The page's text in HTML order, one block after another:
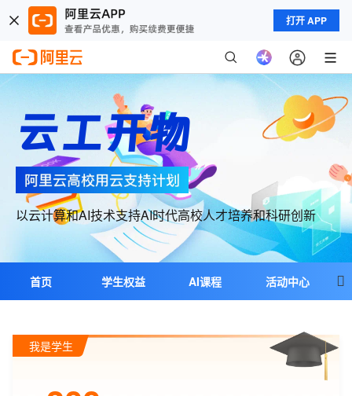
打开 APP
云工开物
以云计算和AI技术支持AI时代高校人才培养和科研创新

首页 学生权益 AI课程 活动中心
我是学生